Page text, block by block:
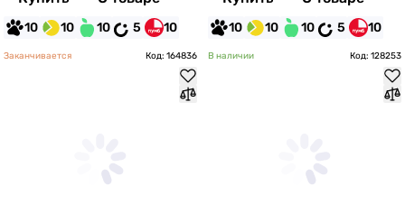
10 10 10 5 10 10 10 10 5 10
Заканчивается Код: 164836 В наличии Код: 128253